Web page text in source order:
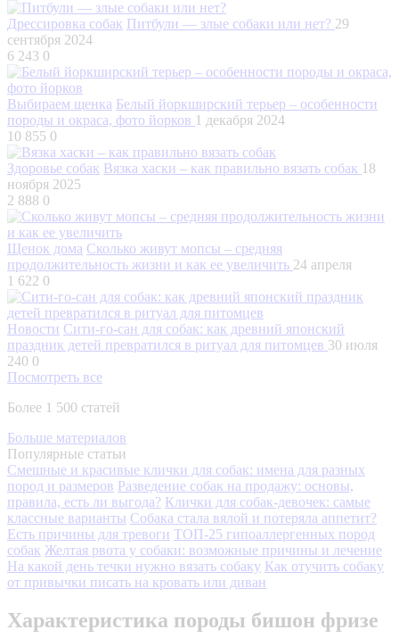
Дрессировка собак Питбули — злые собаки или нет? 29
сентября 2024
6 243 0
Выбираем щенка Белый йоркширский терьер – особенности
породы и окраса, фото йорков 1 декабря 2024
10 855 0
Здоровье собак Вязка хаски – как правильно вязать собак 18
ноября 2025
2 888 0
Щенок дома Сколько живут мопсы – средняя
продолжительность жизни и как ее увеличить 24 апреля
1 622 0
Новости Сити-го-сан для собак: как древний японский
праздник детей превратился в ритуал для питомцев 30 июля
240 0
Посмотреть все
Более 1 500 статей
Больше материалов
Популярные статьи
Смешные и красивые клички для собак: имена для разных
пород и размеров Разведение собак на продажу: основы,
правила, есть ли выгода? Клички для собак-девочек: самые
классные варианты Собака стала вялой и потеряла аппетит?
Есть причины для тревоги ТОП-25 гипоаллергенных пород
собак Желтая рвота у собаки: возможные причины и лечение
На какой день течки нужно вязать собаку Как отучить собаку
от привычки писать на кровать или диван
Характеристика породы бишон фризе